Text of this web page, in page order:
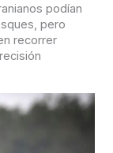
podían
pero
recorrer